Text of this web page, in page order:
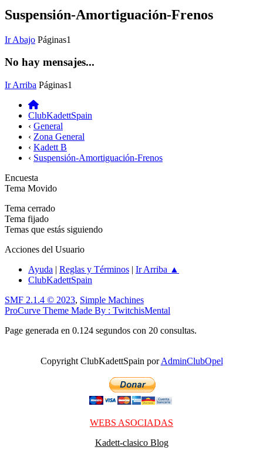
Suspensión-Amortiguación-Frenos
Ir Abajo Páginas1
No hay mensajes...
Ir Arriba Páginas1
ClubKadettSpain
‹ General
‹ Zona General
‹ Kadett B
‹ Suspensión-Amortiguación-Frenos
Encuesta
Tema Movido
Tema cerrado
Tema fijado
Temas que estás siguiendo
Acciones del Usuario
Ayuda | Reglas y Términos | Ir Arriba ▲
ClubKadettSpain
SMF 2.1.4 © 2023, Simple Machines
ProCurve Theme Made By : TwitchisMental
Page generada en 0.124 segundos con 20 consultas.
Copyright ClubKadettSpain porAdminClubOpel
WEBS ASOCIADAS
Kadett-clasico Blog